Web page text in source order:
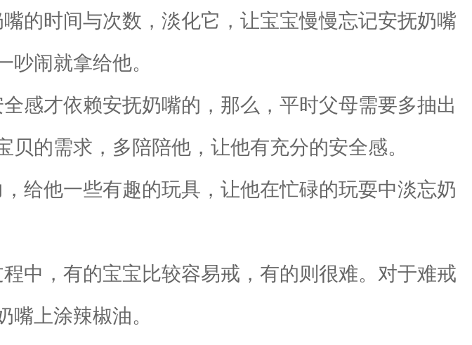
时间与次数，淡化它，让宝宝慢慢忘记安抚奶嘴
闹就拿给他。
才依赖安抚奶嘴的，那么，平时父母需要多抽出
的需求，多陪陪他，让他有充分的安全感。
他一些有趣的玩具，让他在忙碌的玩耍中淡忘奶
，有的宝宝比较容易戒，有的则很难。对于难戒
上涂辣椒油。